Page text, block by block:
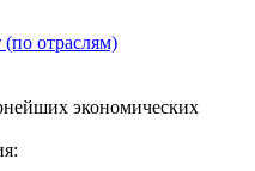
отраслям)
экономических